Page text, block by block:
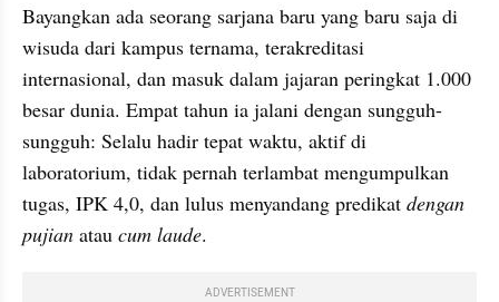
Bayangkan ada seorang sarjana baru yang baru saja di
wisuda dari kampus ternama, terakreditasi
internasional, dan masuk dalam jajaran peringkat 1.000
besar dunia. Empat tahun ia jalani dengan sungguh-
sungguh: Selalu hadir tepat waktu, aktif di
laboratorium, tidak pernah terlambat mengumpulkan
tugas, IPK 4,0, dan lulus menyandang predikat dengan
pujian atau cum laude.
ADVERTISEMENT